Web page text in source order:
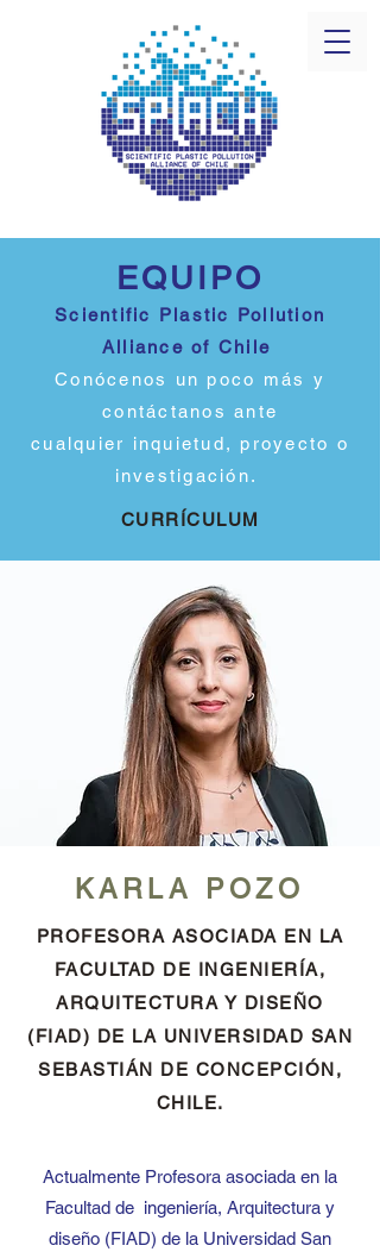
EQUIPO
Scientific Plastic Pollution
Alliance of Chile
Conócenos un poco más y
contáctanos ante
cualquier inquietud, proyecto o
investigación.
CURRÍCULUM
KARLA POZO
PROFESORA ASOCIADA EN LA
FACULTAD DE INGENIERÍA,
ARQUITECTURA Y DISEÑO
(FIAD) DE LA UNIVERSIDAD SAN
SEBASTIÁN DE CONCEPCIÓN,
CHILE.
Actualmente Profesora asociada en la
Facultad de ingeniería, Arquitectura y
diseño (FIAD) de la Universidad San